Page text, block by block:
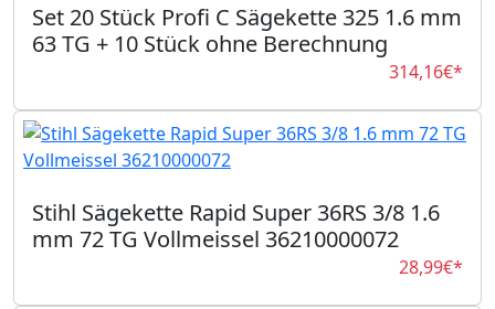
Set 20 Stück Profi C Sägekette 325 1.6 mm
63 TG + 10 Stück ohne Berechnung
314,16€*
Stihl Sägekette Rapid Super 36RS 3/8 1.6
mm 72 TG Vollmeissel 36210000072
28,99€*